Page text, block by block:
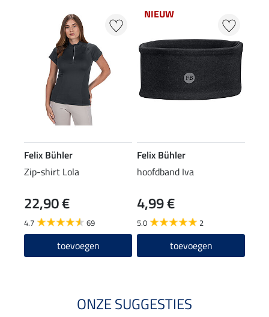
Felix Bühler
Zip-shirt Lola
22,90 €
4.7 69
toevoegen
NIEUW
Felix Bühler
hoofdband Iva
4,99 €
5.0 2
toevoegen
ONZE SUGGESTIES